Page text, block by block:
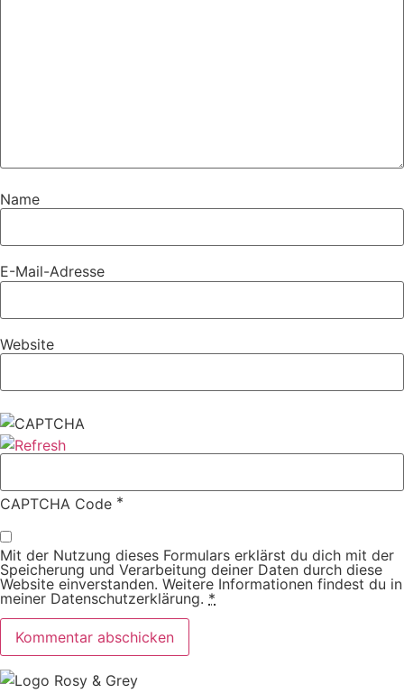
Name
E-Mail-Adresse
Website
CAPTCHA Code *
Mit der Nutzung dieses Formulars erklärst du dich mit der
Speicherung und Verarbeitung deiner Daten durch diese
Website einverstanden. Weitere Informationen findest du in
meiner Datenschutzerklärung. *